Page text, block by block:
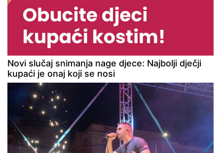
Novi slučaj snimanja nage djece: Najbolji dječji
kupaći je onaj koji se nosi